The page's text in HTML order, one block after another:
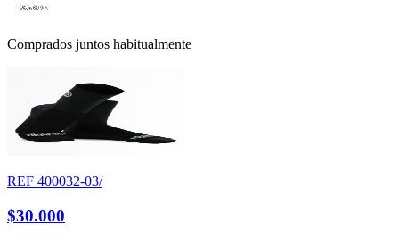
Comprados juntos habitualmente
REF 400032-03/
$30.000